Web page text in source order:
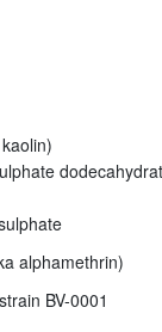
alphamethrin)
BV-0001